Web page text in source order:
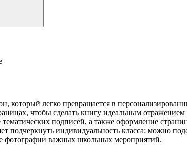
легко превращается в
чтобы сделать книгу идеальным
подписей, а также оформление
индивидуальность класса: можно
фотографии важных школьных мероприятий.